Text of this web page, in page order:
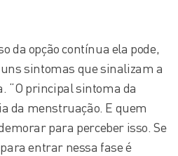
da opção contínua ela pode,
sintomas que sinalizam a
“O principal sintoma da
da menstruação. E quem
para perceber isso. Se
entrar nessa fase é